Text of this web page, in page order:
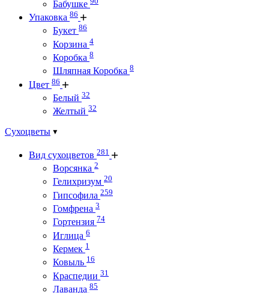
Бабушке
Упаковка 86
Букет 86
Корзина 4
Коробка 8
Шляпная Коробка 8
Цвет 86
Белый 32
Желтый 32
Сухоцветы
Вид сухоцветов 281
Ворсянка 2
Гелихризум 20
Гипсофила 259
Гомфрена 3
Гортензия 74
Иглица 6
Кермек 1
Ковыль 16
Краспедии 31
Лаванда 85